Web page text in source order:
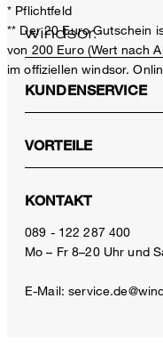
Schurwoll-Blazer-Jacke in
* Pflichtfeld
** Der 20 Euro Gutschein
von 200 Euro (Wert nach
im offiziellen windsor.
KUNDENSERVICE
VORTEILE
KONTAKT
089 - 122 287 400
Mo – Fr 8–20 Uhr und
E-Mail: